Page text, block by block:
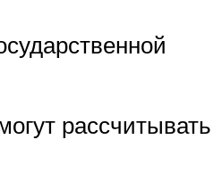
рассчитывать